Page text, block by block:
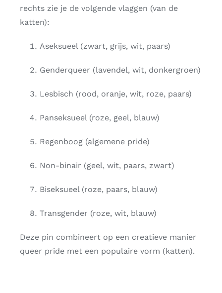
rechts zie je de volgende vlaggen (van de
katten):
Aseksueel (zwart, grijs, wit, paars)
Genderqueer (lavendel, wit, donkergroen)
Lesbisch (rood, oranje, wit, roze, paars)
Panseksueel (roze, geel, blauw)
Regenboog (algemene pride)
Non-binair (geel, wit, paars, zwart)
Biseksueel (roze, paars, blauw)
Transgender (roze, wit, blauw)
Deze pin combineert op een creatieve manier
queer pride met een populaire vorm (katten).